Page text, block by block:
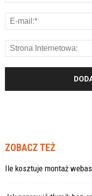
ZOBACZ TEŻ
Ile kosztuje montaż